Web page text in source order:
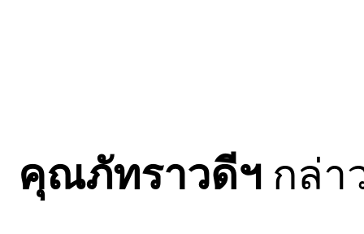
คุณภัทราวดีฯกล่า